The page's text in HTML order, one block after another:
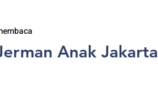
Anak Jakarta